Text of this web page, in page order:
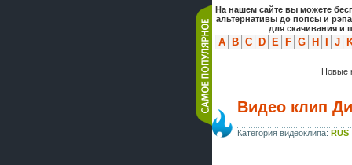
На нашем сайте вы можете
альтернативы до попсы и
для скачивания и
A B C D E F G H J
Новые
Видео клип
Категория видеоклипа: RUS